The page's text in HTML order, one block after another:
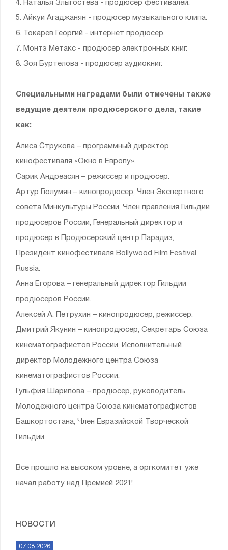
4. Наталья Злыгостева - продюсер фестивалей.
5. Айкуи Агаджанян - продюсер музыкального клипа.
6. Токарев Георгий - интернет продюсер.
7. Монтэ Метакс - продюсер электронных книг.
8. Зоя Буртелова - продюсер аудиокниг.
Специальными наградами были отмечены также
ведущие деятели продюсерского дела, такие
как:
Алиса Струкова – программный директор
кинофестиваля «Окно в Европу».
Сарик Андреасян – режиссер и продюсер.
Артур Гюлумян – кинопродюсер, Член Экспертного
совета Минкультуры России, Член правления Гильдии
продюсеров России, Генеральный директор и
продюсер в Продюсерский центр Парадиз,
Президент кинофестиваля Bollywood Film Festival
Russia.
Анна Егорова – генеральный директор Гильдии
продюсеров России.
Алексей А. Петрухин – кинопродюсер, режиссер.
Дмитрий Якунин – кинопродюсер, Секретарь Союза
кинематографистов России, Исполнительный
директор Молодежного центра Союза
кинематографистов России.
Гульфия Шарипова – продюсер, руководитель
Молодежного центра Союза кинематографистов
Башкортостана, Член Евразийской Творческой
Гильдии.
Все прошло на высоком уровне, а оргкомитет уже
начал работу над Премией 2021!
НОВОСТИ
07.08.2026